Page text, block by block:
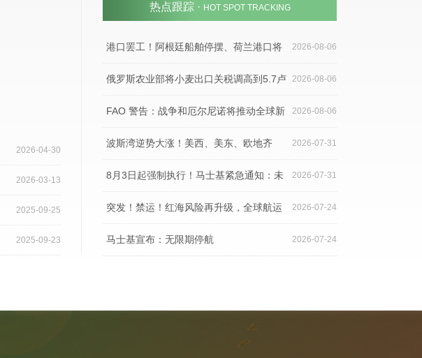
2026-04-30
2026-03-13
2025-09-25
2025-09-23
热点跟踪 · HOT SPOT TRACKING
2026-08-06
港口罢工！阿根廷船舶停摆、荷兰港口将
限时停工，货代需警惕欧洲南美运输延误 2026-08-06
俄罗斯农业部将小麦出口关税调高到5.7卢
布/吨，玉米关税下调 2026-08-06
FAO 警告：战争和厄尔尼诺将推动全球新
一轮食品价格飙升 2026-07-31
波斯湾逆势大涨！美西、美东、欧地齐
跌，运价连续三周回落 2026-07-31
8月3日起强制执行！马士基紧急通知：未
取得该编码，货物或无法装船 2026-07-24
突发！禁运！红海风险再升级，全球航运
迎来新考验 2026-07-24
马士基宣布：无限期停航